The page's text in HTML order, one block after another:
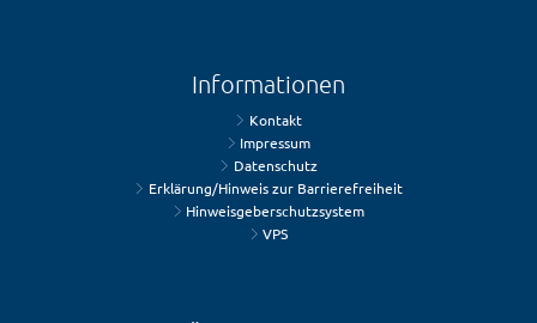
Informationen
Kontakt
Impressum
Datenschutz
Erklärung/Hinweis zur Barrierefreiheit
Hinweisgeberschutzsystem
VPS